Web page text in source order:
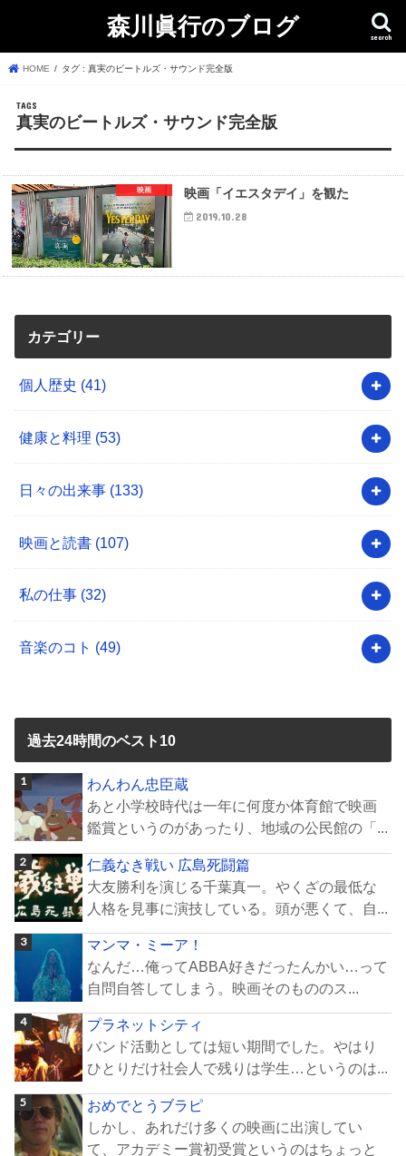
森川眞行のブログ search
HOME タグ : 真実のビートルズ・サウンド完全版
真実のビートルズ・サウンド完全版
映画 映画「イエスタデイ」を観た
2019.10.28
カテゴリー
個人歴史 (41)
健康と料理 (53)
日々の出来事 (133)
映画と読書 (107)
私の仕事 (32)
音楽のコト (49)
過去24時間のベスト10
わんわん忠臣蔵
あと小学校時代は一年に何度か体育館で映画
鑑賞というのがあったり、地域の公民館の「...
仁義なき戦い 広島死闘篇
大友勝利を演じる千葉真一。やくざの最低な
人格を見事に演技している。頭が悪くて、自...
マンマ・ミーア！
なんだ…俺ってABBA好きだったんかい…って
自問自答してしまう。映画そのもののス...
プラネットシティ
バンド活動としては短い期間でした。やはり
ひとりだけ社会人で残りは学生…というのは...
おめでとうブラピ
しかし、あれだけ多くの映画に出演してい
て、アカデミー賞初受賞というのはちょっと